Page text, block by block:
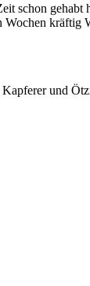
schon
kräftig
und